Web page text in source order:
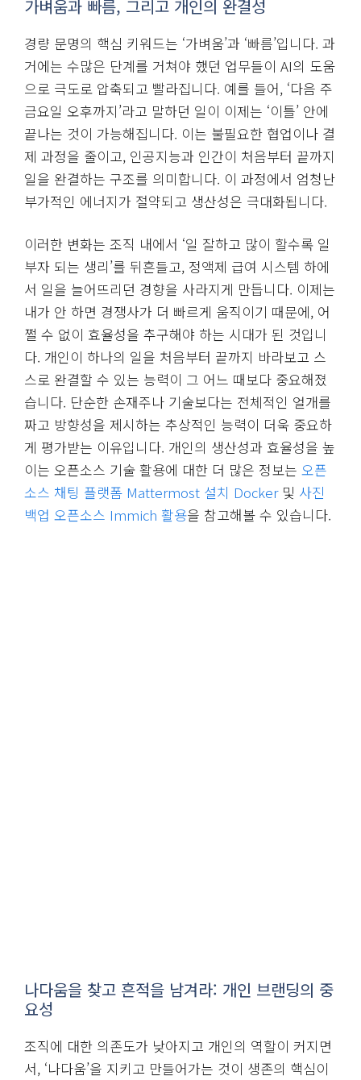
가벼움과 빠름, 그리고 개인의 완결성
경량 문명의 핵심 키워드는 ‘가벼움’과 ‘빠름’입니다. 과
거에는 수많은 단계를 거쳐야 했던 업무들이 AI의 도움
으로 극도로 압축되고 빨라집니다. 예를 들어, ‘다음 주
금요일 오후까지’라고 말하던 일이 이제는 ‘이틀’ 안에
끝나는 것이 가능해집니다. 이는 불필요한 협업이나 결
제 과정을 줄이고, 인공지능과 인간이 처음부터 끝까지
일을 완결하는 구조를 의미합니다. 이 과정에서 엄청난
부가적인 에너지가 절약되고 생산성은 극대화됩니다.
이러한 변화는 조직 내에서 ‘일 잘하고 많이 할수록 일
부자 되는 생리’를 뒤흔들고, 정액제 급여 시스템 하에
서 일을 늘어뜨리던 경향을 사라지게 만듭니다. 이제는
내가 안 하면 경쟁사가 더 빠르게 움직이기 때문에, 어
쩔 수 없이 효율성을 추구해야 하는 시대가 된 것입니
다. 개인이 하나의 일을 처음부터 끝까지 바라보고 스
스로 완결할 수 있는 능력이 그 어느 때보다 중요해졌
습니다. 단순한 손재주나 기술보다는 전체적인 얼개를
짜고 방향성을 제시하는 추상적인 능력이 더욱 중요하
게 평가받는 이유입니다. 개인의 생산성과 효율성을 높
이는 오픈소스 기술 활용에 대한 더 많은 정보는 오픈
소스 채팅 플랫폼 Mattermost 설치 Docker및 사진
백업 오픈소스 Immich 활용을 참고해볼 수 있습니다.
나다움을 찾고 흔적을 남겨라: 개인 브랜딩의 중
요성
조직에 대한 의존도가 낮아지고 개인의 역할이 커지면
서, ‘나다움’을 지키고 만들어가는 것이 생존의 핵심이